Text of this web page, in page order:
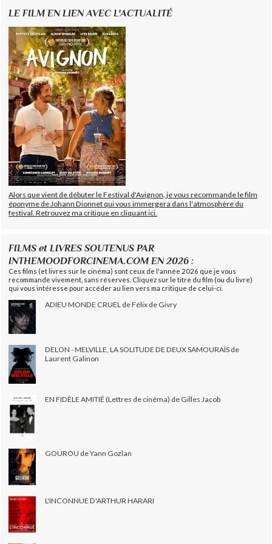
LE FILM EN LIEN AVEC L'ACTUALITÉ
Alors que vient de débuter le Festival d'Avignon, je vous recommande le film
éponyme de Johann Dionnet qui vous immergera dans l'atmosphère du
festival. Retrouvez ma critique en cliquant ici.
FILMS et LIVRES SOUTENUS PAR
INTHEMOODFORCINEMA.COM EN 2026 :
Ces films (et livres sur le cinéma) sont ceux de l'année 2026 que je vous
recommande vivement, sans réserves. Cliquez sur le titre du film (ou du livre)
qui vous intéresse pour accéder au lien vers ma critique de celui-ci.
ADIEU MONDE CRUEL de Félix de Givry
DELON - MELVILLE, LA SOLITUDE DE DEUX SAMOURAÏS de
Laurent Galinon
EN FIDÈLE AMITIÉ (Lettres de cinéma) de Gilles Jacob
GOUROU de Yann Gozlan
L'INCONNUE D'ARTHUR HARARI